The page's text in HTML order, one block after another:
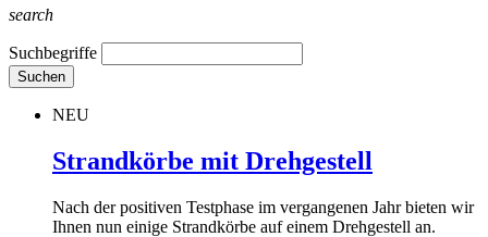
search
Suchbegriffe
Suchen
NEU
Strandkörbe mit Drehgestell
Nach der positiven Testphase im vergangenen Jahr bieten wir
Ihnen nun einige Strandkörbe auf einem Drehgestell an.